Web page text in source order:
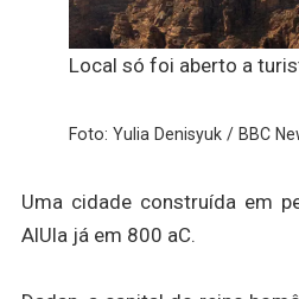
Local só foi aberto a
Foto: Yulia Denisyuk / BBC
Uma cidade construída em
AlUla já em 800 aC.